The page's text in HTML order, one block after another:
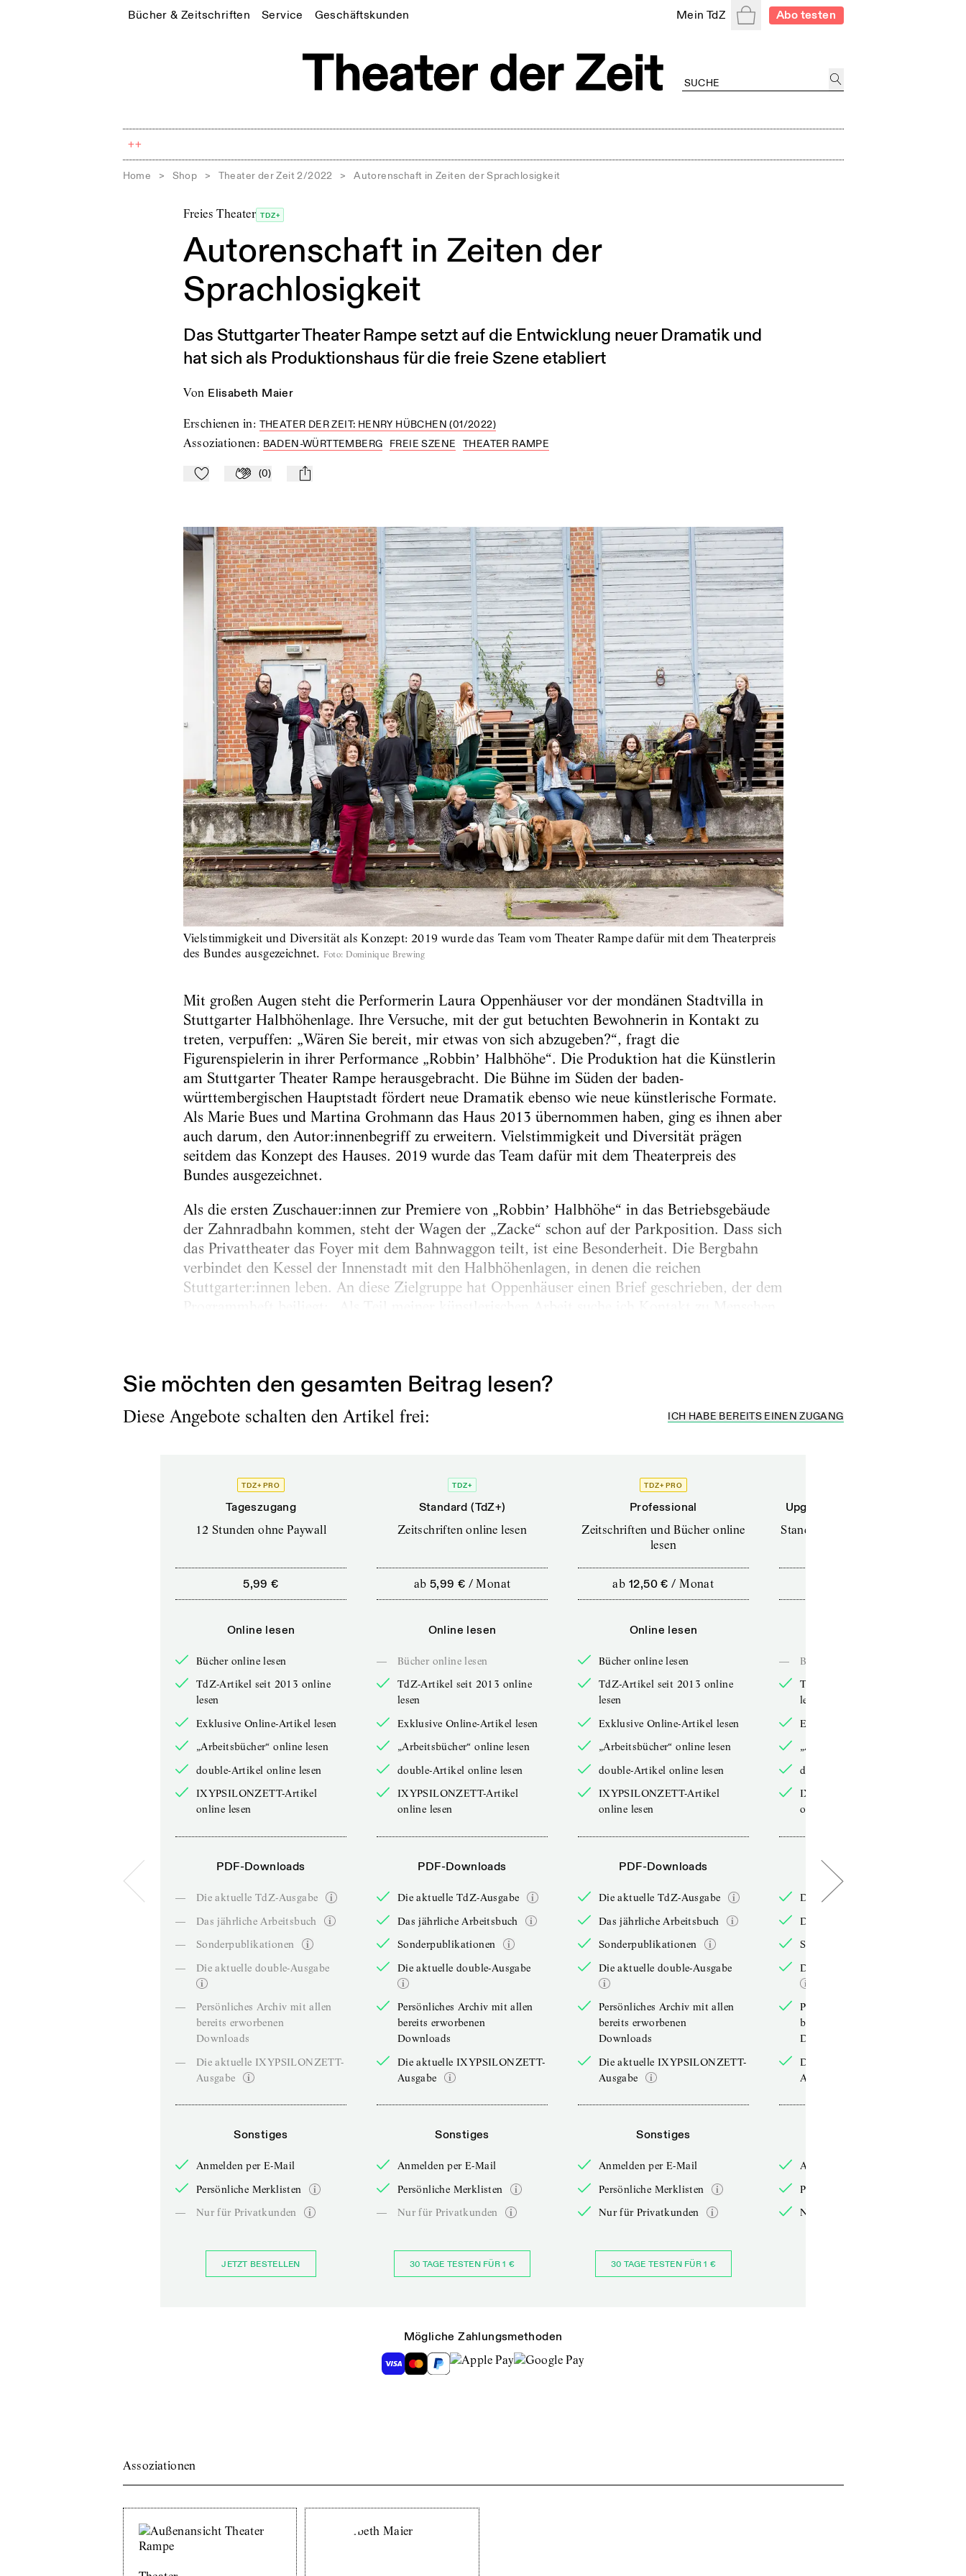
Bücher & Zeitschriften Service Geschäftskunden Mein TdZ WarenkorbAbo testen
++
Home > Shop > Theater der Zeit 2/2022 > Autorenschaft in Zeiten der Sprachlosigkeit
Freies Theater TDZ+
Autorenschaft in Zeiten der
Sprachlosigkeit
Das Stuttgarter Theater Rampe setzt auf die Entwicklung neuer Dramatik und
hat sich als Produktionshaus für die freie Szene etabliert
von Elisabeth Maier
Erschienen in: THEATER DER ZEIT: HENRY HÜBCHEN (01/2022)
Assoziationen: BADEN-WÜRTTEMBERG FREIE SZENE THEATER RAMPE
Zu Mein-TdZ hinzufügen
Applaudieren
(0) mail
Vielstimmigkeit und Diversität als Konzept: 2019 wurde das Team vom Theater Rampe dafür mit dem Theaterpreis
des Bundes ausgezeichnet. Foto: Dominique Brewing
Mit großen Augen steht die Performerin Laura Oppenhäuser vor der mondänen Stadtvilla in
Stuttgarter Halbhöhenlage. Ihre Versuche, mit der gut betuchten Bewohnerin in Kontakt zu
treten, verpuffen: „Wären Sie bereit, mir etwas von sich abzugeben?“, fragt die
Figurenspielerin in ihrer Performance „Robbinʼ Halbhöhe“. Die Produktion hat die Künstlerin
am Stuttgarter Theater Rampe he­rausgebracht. Die Bühne im Süden der baden-
württembergischen Hauptstadt fördert neue Dramatik ebenso wie neue künstlerische Formate.
Als Marie Bues und Martina Grohmann das Haus 2013 übernommen haben, ging es ihnen aber
auch darum, den Autor:innenbegriff zu erweitern. Vielstimmigkeit und Diversität prägen
seitdem das Konzept des Hauses. 2019 wurde das Team ­dafür mit dem Theaterpreis des
Bundes ausgezeichnet.
Als die ersten Zuschauer:innen zur Premiere von „Robbinʼ Halbhöhe“ in das Betriebsgebäude
der Zahnradbahn kommen, steht der Wagen der „Zacke“ schon auf der Parkposition. Dass sich
das Privattheater das Foyer mit dem Bahnwaggon teilt, ist eine Besonderheit. Die Bergbahn
verbindet den Kessel der Innenstadt mit den Halbhöhenlagen, in denen die reichen
Stuttgarter:innen leben. An diese Zielgruppe hat Oppenhäuser einen Brief geschrieben, der dem
Sie möchten den gesamten Beitrag lesen?
Diese Angebote schalten den Artikel frei: ICH HABE BEREITS EINEN ZUGANG
TDZ+ PRO
Tageszugang
12 Stunden ohne Paywall
5,99 €
Online lesen
Bücher online lesen
TdZ-Artikel seit 2013 online
lesen
Exklusive Online-Artikel lesen
„Arbeitsbücher“ online lesen
double-Artikel online lesen
IXYPSILONZETT-Artikel
online lesen
PDF-Downloads
—
Die aktuelle TdZ-Ausgabe
—
Das jährliche Arbeitsbuch
—
Sonderpublikationen
—
Die aktuelle double-Ausgabe
—
Persönliches Archiv mit allen
bereits erworbenen
Downloads
—
Die aktuelle IXYPSILONZETT-
Ausgabe
Sonstiges
Anmelden per E-Mail
Persönliche Merklisten
—
Nur für Privatkunden
JETZT BESTELLEN
TDZ+
Standard (TdZ+)
Zeitschriften online lesen
ab 5,99 € /Monat
Online lesen
—
Bücher online lesen
TdZ-Artikel seit 2013 online
lesen
Exklusive Online-Artikel lesen
„Arbeitsbücher“ online lesen
double-Artikel online lesen
IXYPSILONZETT-Artikel
online lesen
PDF-Downloads
Die aktuelle TdZ-Ausgabe
Das jährliche Arbeitsbuch
Sonderpublikationen
Die aktuelle double-Ausgabe
Persönliches Archiv mit allen
bereits erworbenen
Downloads
Die aktuelle IXYPSILONZETT-
Ausgabe
Sonstiges
Anmelden per E-Mail
Persönliche Merklisten
—
Nur für Privatkunden
30 TAGE TESTEN FÜR 1 €
TDZ+ PRO
Professional
Zeitschriften und Bücher online
lesen
ab 12,50 € /Monat
Online lesen
Bücher online lesen
TdZ-Artikel seit 2013 online
lesen
Exklusive Online-Artikel lesen
„Arbeitsbücher“ online lesen
double-Artikel online lesen
IXYPSILONZETT-Artikel
online lesen
PDF-Downloads
Die aktuelle TdZ-Ausgabe
Das jährliche Arbeitsbuch
Sonderpublikationen
Die aktuelle double-Ausgabe
Persönliches Archiv mit allen
bereits erworbenen
Downloads
Die aktuelle IXYPSILONZETT-
Ausgabe
Sonstiges
Anmelden per E-Mail
Persönliche Merklisten
Nur für Privatkunden
30 TAGE TESTEN FÜR 1 €
Upgrade für Printabonnenten
Standard (TdZ+) – Zeitschriften
—
Bücher online lesen
TdZ-Artikel seit 2013 online
lesen
Exklusive Online-Artikel lesen
„Arbeitsbücher“ online lesen
double-Artikel online lesen
IXYPSILONZETT-Artikel
online lesen
PDF-Downloads
Die aktuelle TdZ-Ausgabe
Das jährliche Arbeitsbuch
Sonderpublikationen
Die aktuelle double-Ausgabe
Persönliches Archiv mit allen
bereits erworbenen
Downloads
Die aktuelle IXYPSILONZETT-
Ausgabe
Anmelden per E-Mail
Persönliche Merklisten
Nur für Privatkunden
Mögliche Zahlungsmethoden
Assoziationen